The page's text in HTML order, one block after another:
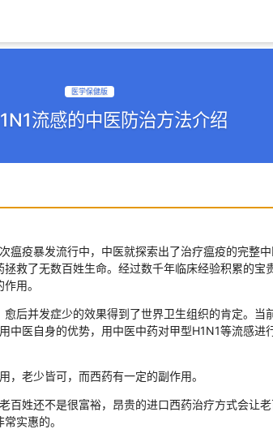
医学保健版
流感的中医防治方法介绍
疫暴发流行中，中医就探索出了治疗瘟疫的完整中
救了无数百姓生命。经过数千年临床经验积累的宝
用。
并发症少的效果得到了世界卫生组织的肯定。当
中医自身的优势，用中医中药对甲型H1N1等流感进
老少皆可，而西药有一定的副作用。
姓还不是很富裕，昂贵的进口西药治疗方式会让老
实惠的。